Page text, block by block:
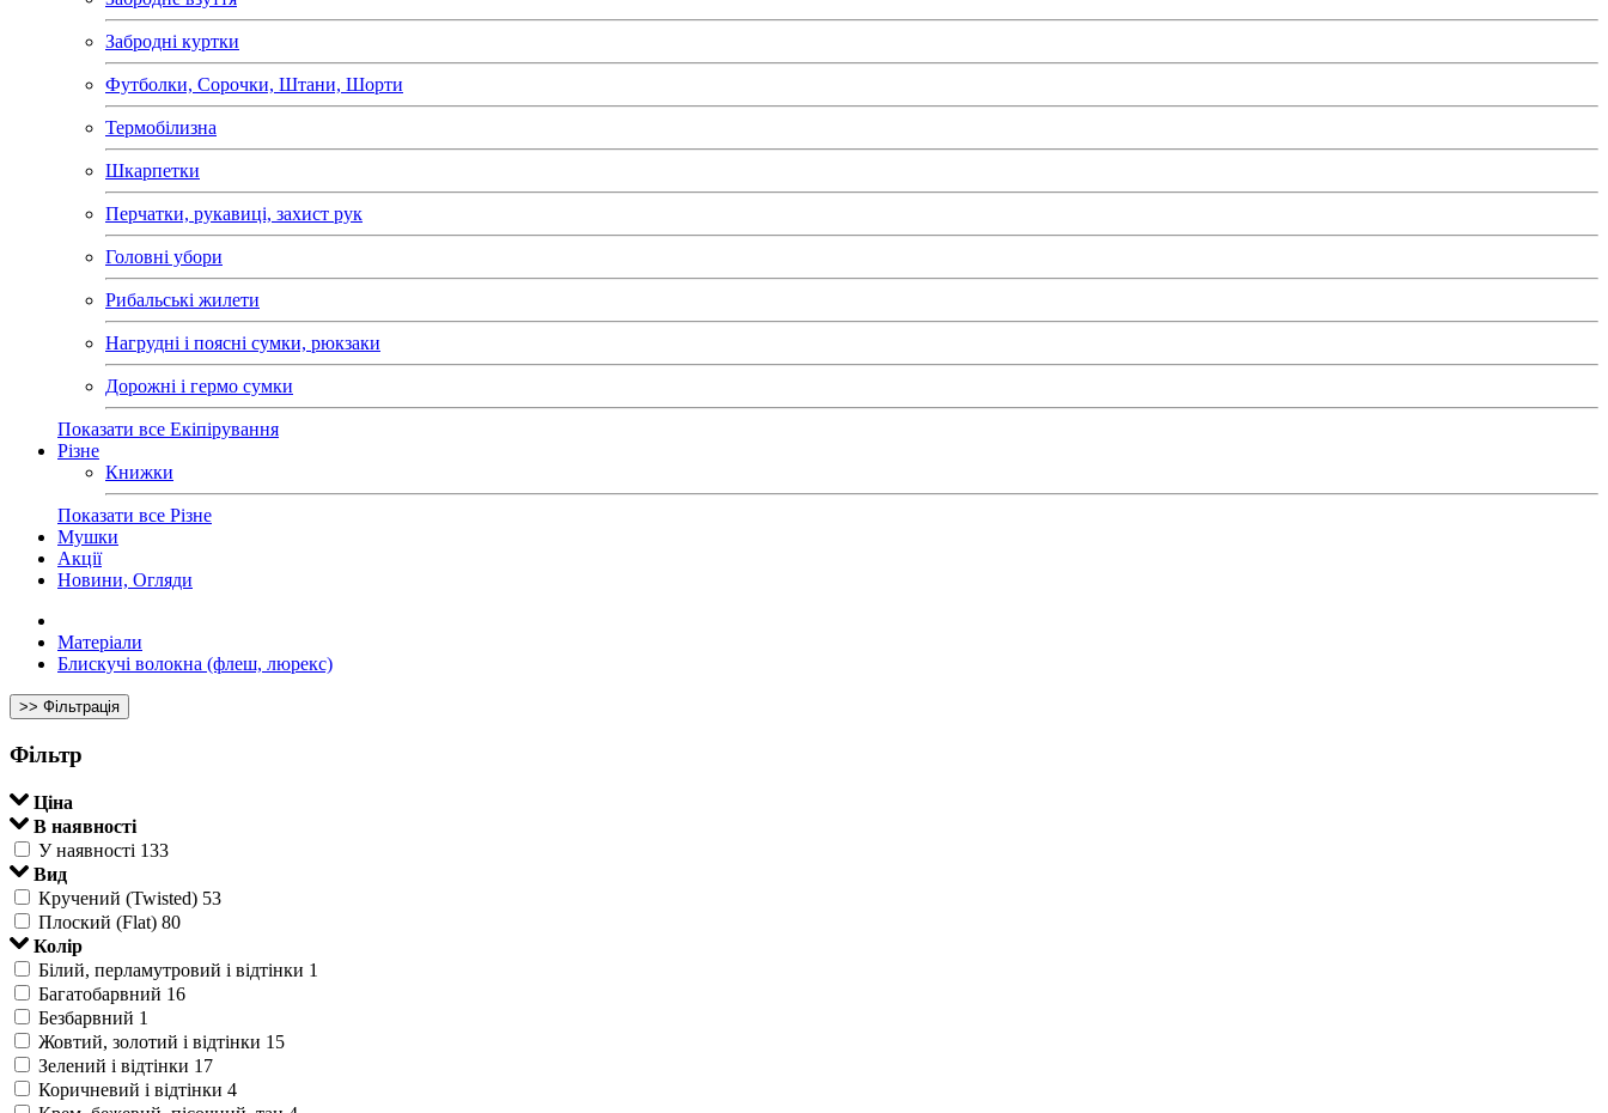
Забродні куртки
Футболки, Сорочки, Штани, Шорти
Термобілизна
Шкарпетки
Перчатки, рукавиці, захист рук
Головні убори
Рибальські жилети
Нагрудні і поясні сумки, рюкзаки
Дорожні і гермо сумки
Показати все Екіпірування
Різне
Книжки
Показати все Різне
Мушки
Акції
Новини, Огляди
Матеріали
Блискучі волокна (флеш, люрекс)
>> Фільтрація
Фільтр
Ціна
В наявності
У наявності 133
Вид
Кручений (Twisted) 53
Плоский (Flat) 80
Колір
Білий, перламутровий і відтінки 1
Багатобарвний 16
Безбарвний 1
Жовтий, золотий і відтінки 15
Зелений і відтінки 17
Коричневий і відтінки 4